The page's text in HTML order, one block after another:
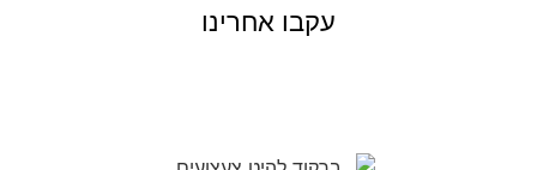
עקבו אחרינו